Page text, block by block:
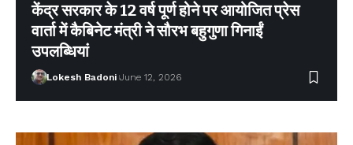
केंद्र सरकार के 12 वर्ष पूर्ण होने पर आयोजित प्रेस
वार्ता में कैबिनेट मंत्री ने सौरभ बहुगुणा गिनाईं
उपलब्धियां
Lokesh Badoni June 12, 2026